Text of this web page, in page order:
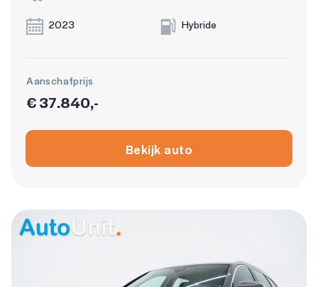
2023 Hybride
Aanschafprijs
€ 37.840,-
Bekijk auto